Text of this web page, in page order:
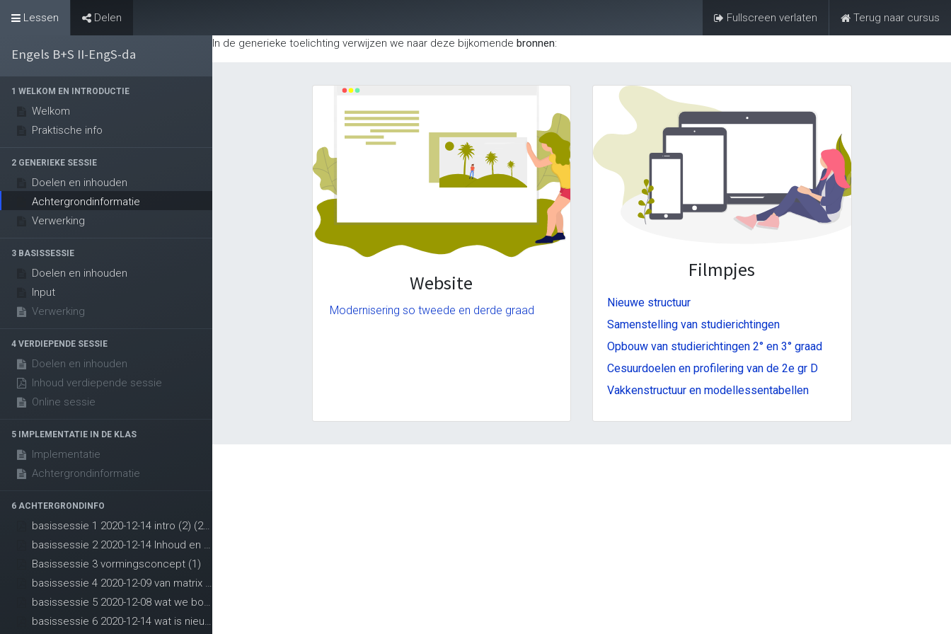
Aanmelden Contacteer ons
Lessen Delen Fullscreen verlaten
Terug naar cursus
In de generieke toelichting verwijzen we naar deze bijkomende bronnen:
Website
Modernisering so tweede en derde graad
Filmpjes
Nieuwe structuur
Samenstelling van studierichtingen
Opbouw van studierichtingen 2° en 3° graad
Cesuurdoelen en profilering van de 2e gr D
Vakkenstructuur en modellessentabellen
Engels B+S II-EngS-da
1 WELKOM EN INTRODUCTIE
Welkom
Praktische info
2 GENERIEKE SESSIE
Doelen en inhouden
Achtergrondinformatie
Verwerking
3 BASISSESSIE
Doelen en inhouden
Input
Verwerking
4 VERDIEPENDE SESSIE
Doelen en inhouden
Inhoud verdiepende sessie
Online sessie
5 IMPLEMENTATIE IN DE KLAS
Implementatie
Achtergrondinformatie
6 ACHTERGRONDINFO
basissessie 1 2020-12-14 intro (2) (2) (1) (1)
basissessie 2 2020-12-14 Inhoud en opbouw (2) (1) (1)
Basissessie 3 vormingsconcept (1)
basissessie 4 2020-12-09 van matrix nr leerplannen pdf (1) (1)
basissessie 5 2020-12-08 wat we borgen pdf (1) (1)
basissessie 6 2020-12-14 wat is nieuw (1) (3) (2) (1)
Handige links
Home
Over ons
Onze blog